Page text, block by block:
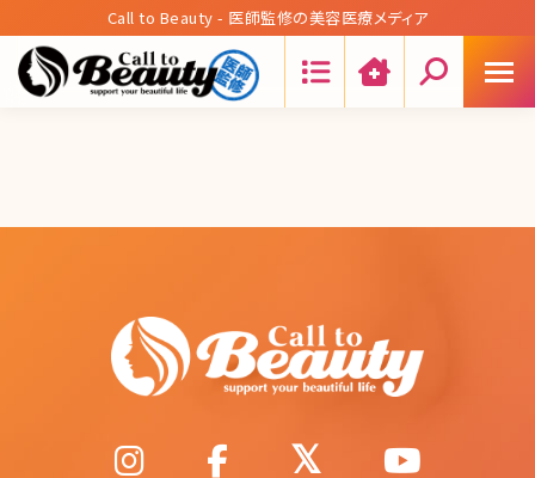
Call to Beauty - 医師監修の美容医療メディア